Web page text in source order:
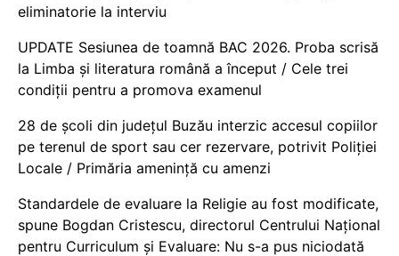
eliminatorie la interviu
UPDATE Sesiunea de toamnă BAC 2026. Proba scrisă
la Limba și literatura română a început / Cele trei
condiții pentru a promova examenul
28 de școli din județul Buzău interzic accesul copiilor
pe terenul de sport sau cer rezervare, potrivit Poliției
Locale / Primăria amenință cu amenzi
Standardele de evaluare la Religie au fost modificate,
spune Bogdan Cristescu, directorul Centrului Național
pentru Curriculum și Evaluare: Nu s-a pus niciodată